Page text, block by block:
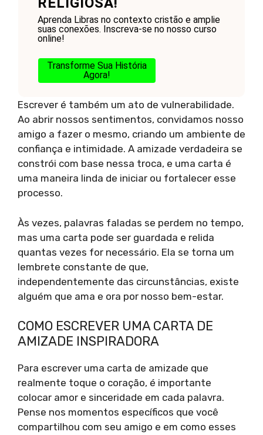
Aprenda Libras no contexto cristão e amplie
suas conexões. Inscreva-se no nosso curso
online!
Transforme Sua História
Agora!
Escrever é também um ato de vulnerabilidade.
Ao abrir nossos sentimentos, convidamos nosso
amigo a fazer o mesmo, criando um ambiente de
confiança e intimidade. A amizade verdadeira se
constrói com base nessa troca, e uma carta é
uma maneira linda de iniciar ou fortalecer esse
processo.
Às vezes, palavras faladas se perdem no tempo,
mas uma carta pode ser guardada e relida
quantas vezes for necessário. Ela se torna um
lembrete constante de que,
independentemente das circunstâncias, existe
alguém que ama e ora por nosso bem-estar.
COMO ESCREVER UMA CARTA DE
AMIZADE INSPIRADORA
Para escrever uma carta de amizade que
realmente toque o coração, é importante
colocar amor e sinceridade em cada palavra.
Pense nos momentos específicos que você
compartilhou com seu amigo e em como esses